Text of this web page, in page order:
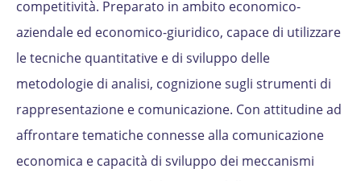
competitività. Preparato in ambito economico-
aziendale ed economico-giuridico, capace di utilizzare
le tecniche quantitative e di sviluppo delle
metodologie di analisi, cognizione sugli strumenti di
rappresentazione e comunicazione. Con attitudine ad
affrontare tematiche connesse alla comunicazione
economica e capacità di sviluppo dei meccanismi